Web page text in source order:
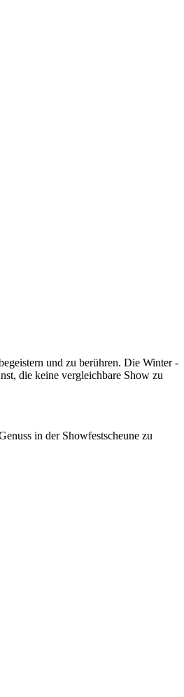
und zu berühren. Die Winter -
die keine vergleichbare Show zu
in der Showfestscheune zu